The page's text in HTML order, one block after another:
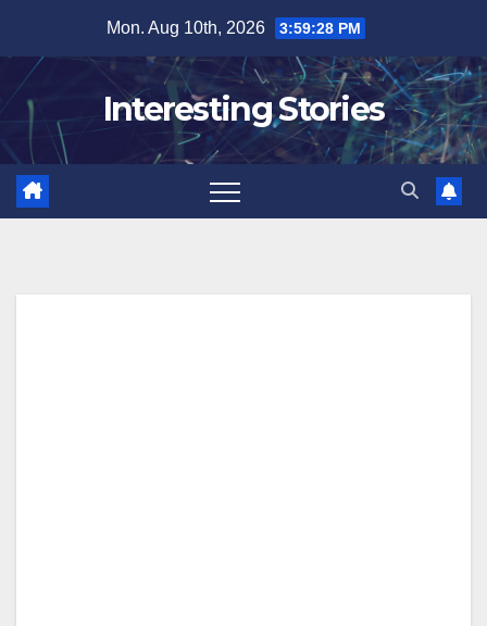
content
Mon. Aug 10th, 2026 3:59:29 PM
Interesting Stories